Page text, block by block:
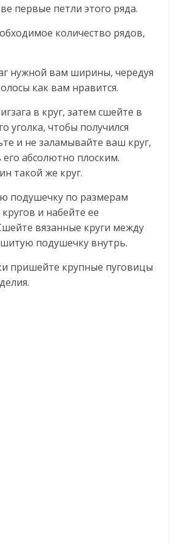
первые петли этого ряда.
количество рядов,
нужной вам ширины, чередуя
как вам нравится.
в круг, затем сшейте в
уголка, чтобы получился
и не заламывайте ваш круг,
его абсолютно плоским.
такой же круг.
подушечку по размерам
и набейте ее
вязанные круги между
подушечку внутрь.
пришейте крупные пуговицы